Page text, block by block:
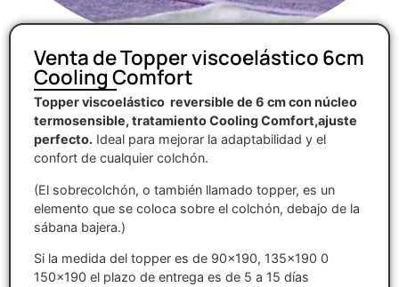
Venta de Topper viscoelástico 6cm
Cooling Comfort
Topper viscoelástico reversible de 6 cm con núcleo
termosensible, tratamiento Cooling Comfort,ajuste
perfecto. Ideal para mejorar la adaptabilidad y el
confort de cualquier colchón.
(El sobrecolchón, o también llamado topper, es un
elemento que se coloca sobre el colchón, debajo de la
sábana bajera.)
Si la medida del topper es de 90×190, 135×190 0
150×190 el plazo de entrega es de 5 a 15 días